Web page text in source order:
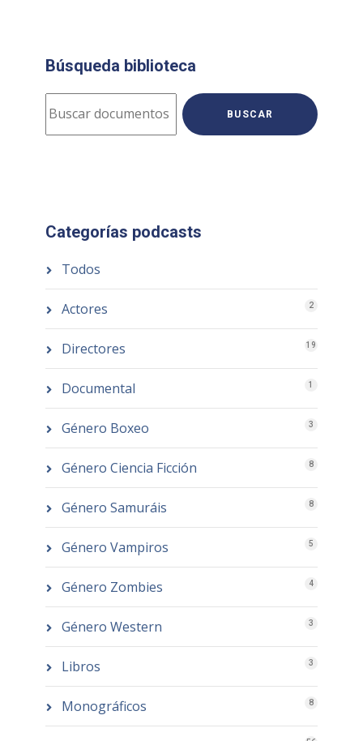
Búsqueda biblioteca
BUSCAR
Categorías podcasts
Todos
Actores 2
Directores 19
Documental 1
Género Boxeo 3
Género Ciencia Ficción 8
Género Samuráis 8
Género Vampiros 5
Género Zombies 4
Género Western 3
Libros 3
Monográficos 8